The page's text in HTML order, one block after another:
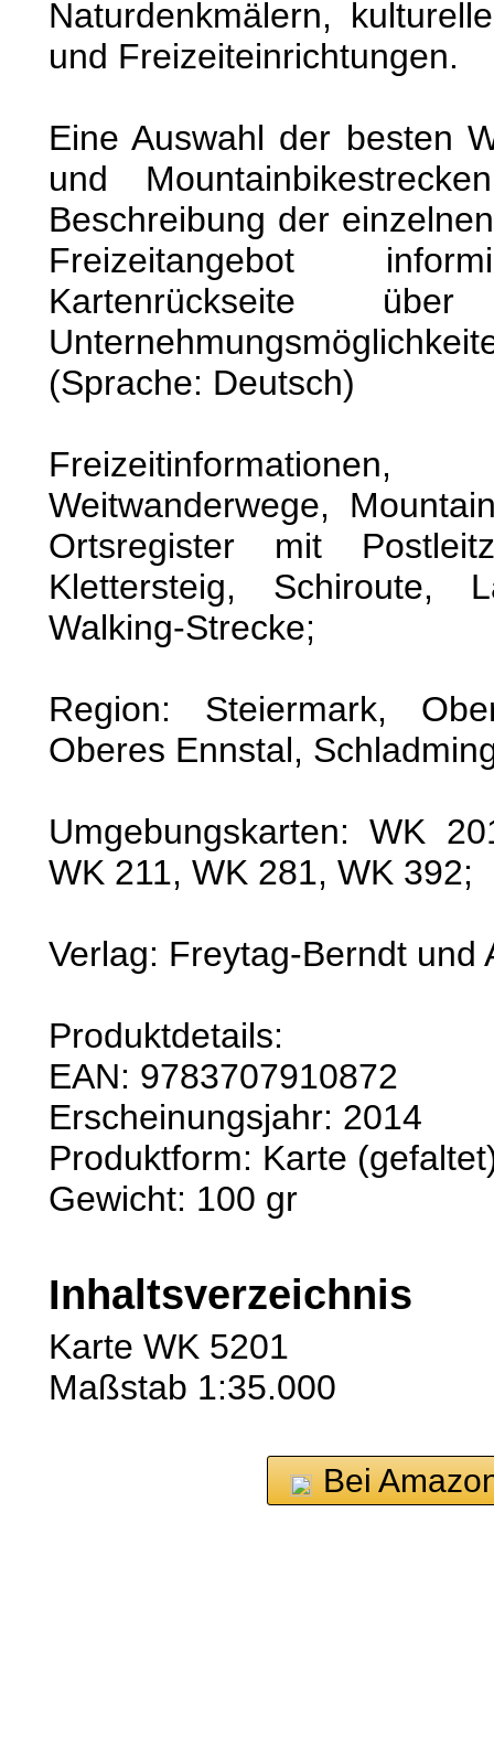
Naturdenkmälern,
und Freizeiteinrichtungen.
Eine Auswahl der besten
und
Beschreibung der
Freizeitangebot
Kartenrückseite
(Sprache: Deutsch)
Weitwanderwege,
Ortsregister mit
Klettersteig, Schiroute,
Walking-Strecke;
Region: Steiermark,
Oberes Ennstal,
Umgebungskarten: WK
WK 211, WK 281, WK 392;
Verlag: Freytag-Berndt und
Produktdetails:
EAN: 9783707910872
Erscheinungsjahr: 2014
Produktform: Karte
Gewicht: 100 gr
Inhaltsverzeichnis
Karte WK 5201
Maßstab 1:35.000
Bei